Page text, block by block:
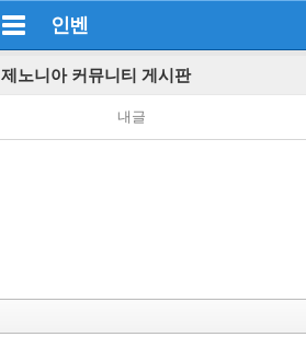
인벤
제노니아 커뮤니티 게시판
내글